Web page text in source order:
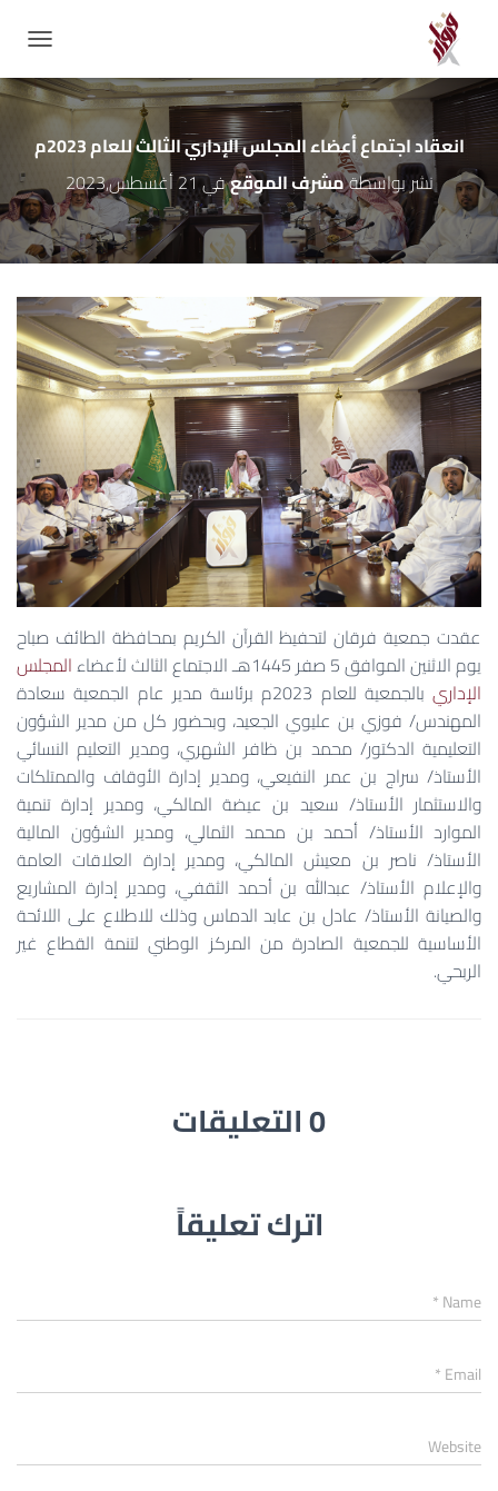
انعقاد اجتماع أعضاء المجلس الإداري الثالث للعام 2023م
نشر بواسطةمشرف الموقعفي21 أغسطس,2023
عقدت جمعية فرقان لتحفيظ القرآن الكريم بمحافظة الطائف صباح
يوم الاثنين الموافق 5 صفر 1445هـ الاجتماع الثالث لأعضاء
المجلس
الإداري
بالجمعية للعام 2023م برئاسة مدير عام الجمعية سعادة
المهندس/ فوزي بن عليوي الجعيد، وبحضور كل من مدير الشؤون
التعليمية الدكتور/ محمد بن ظافر الشهري، ومدير التعليم النسائي
الأستاذ/ سراج بن عمر النفيعي، ومدير إدارة الأوقاف والممتلكات
والاستثمار الأستاذ/ سعيد بن عيضة المالكي، ومدير إدارة تنمية
الموارد الأستاذ/ أحمد بن محمد الثمالي، ومدير الشؤون المالية
الأستاذ/ ناصر بن معيش المالكي، ومدير إدارة العلاقات العامة
والإعلام الأستاذ/ عبدالله بن أحمد الثقفي، ومدير إدارة المشاريع
والصيانة الأستاذ/ عادل بن عابد الدماس وذلك للاطلاع على اللائحة
الأساسية للجمعية الصادرة من المركز الوطني لتنمة القطاع غير
الربحي.
0 التعليقات
اترك تعليقاً
Name
*
Email
*
Website